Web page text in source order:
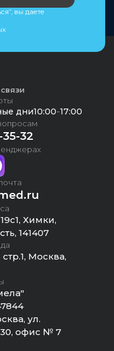
вы даете
дни10:00-17:00
35-32
Химки,
141407
Москва,
ул.
офис № 7